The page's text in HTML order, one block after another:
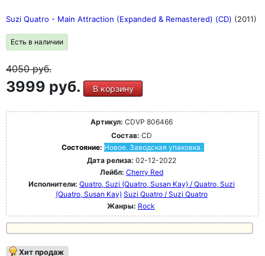
Suzi Quatro - Main Attraction (Expanded & Remastered) (CD) (2011)
Есть в наличии
4050руб.
3999 руб. В корзину
Артикул: CDVP 806466
Состав: CD
Состояние: Новое. Заводская упаковка.
Дата релиза: 02-12-2022
Лейбл: Cherry Red
Исполнители: Quatro, Suzi (Quatro, Susan Kay) / Quatro, Suzi
(Quatro, Susan Kay) Suzi Quatro / Suzi Quatro
Жанры: Rock
Хит продаж